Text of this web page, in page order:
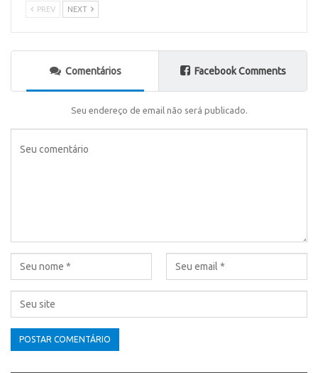
PREV NEXT
Comentários Facebook Comments
Seu endereço de email não será publicado.